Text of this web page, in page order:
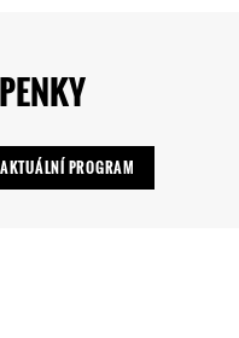
AKTUÁLNÍ PROGRAM